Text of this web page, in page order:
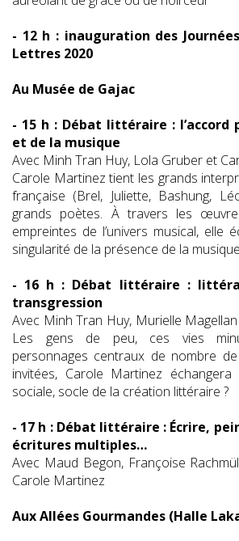
- 12 h : inauguration des
Lettres 2020
Au Musée de Gajac
- 15 h : Débat littéraire :
et de la musique
Avec Minh Tran Huy, Lola Gruber et
Carole Martinez tient les grands
française (Brel, Juliette, Bashung,
grands poètes. À travers les
empreintes de l’univers musical, elle
singularité de la présence de la
- 16 h : Débat littéraire :
transgression
Avec Minh Tran Huy, Murielle
Les gens de peu, ces vies
personnages centraux de nombre
invitées, Carole Martinez
sociale, socle de la création littéraire ?
- 17 h : Débat littéraire : Écrire,
écritures multiples…
Avec Maud Begon, Françoise
Carole Martinez
Aux Allées Gourmandes (Halle